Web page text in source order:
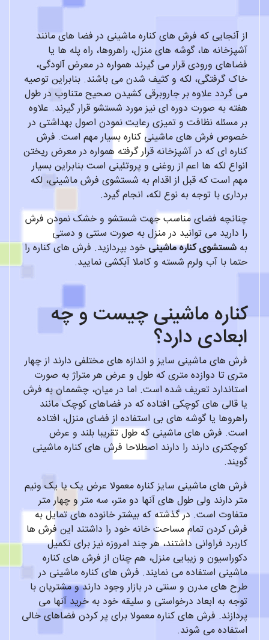
از آنجایی که فرش های کناره ماشینی در فضا های مانند
آشپزخانه ها، گوشه های منزل، راهروها، راه پله ها یا
فضاهای ورودی قرار می گیرند همواره در معرض آلودگی،
خاک گرفتگی، لکه و کثیف شدن می باشند. بنابراین توصیه
می گردد علاوه بر جاروبرقی کشیدن صحیح متناوب در طول
هفته به صورت دوره ای نیز مورد شستشو قرار گیرند. علاوه
بر مسئله نظافت و تمیزی رعایت نمودن اصول بهداشتی در
خصوص فرش های ماشینی کناره بسیار مهم است. فرش
کناره ای که در آشپزخانه قرار گرفته همواره در معرض ریختن
انواع لکه ها اعم از روغنی و پروتئینی است بنابراین بسیار
مهم است که قبل از اقدام به شستشوی فرش ماشینی، لکه
برداری با توجه به نوع لکه، انجام گیرد.
چنانچه فضای مناسب جهت شستشو و خشک نمودن فرش
را دارید می توانید در منزل به صورت سنتی و دستی
به شستشوی کناره ماشینی خود بپردازید. فرش های کناره را
حتما با آب ولرم شسته و کاملا آبکشی نمایید.
کناره ماشینی چیست و چه
ابعادی دارد؟
فرش های ماشینی سایز و اندازه های مختلفی دارند از چهار
متری تا دوازده متری که طول و عرض هر متراژ به صورت
استاندارد تعریف شده است. اما در میان، چشممان به فرش
یا قالی های کوچکی افتاده که در فضاهای کوچک مانند
راهروها یا گوشه های بی استفاده از فضای منزل، افتاده
است. فرش های ماشینی که طول تقریبا بلند و عرض
کوچکتری دارند را دارند اصطلاحا فرش های کناره ماشینی
گویند.
فرش های ماشینی سایز کناره معمولا عرض یک یا یک ونیم
متر دارند ولی طول های آنها دو متر، سه متر و چهار متر
متفاوت است. در گذشته که بیشتر خانوده های تمایل به
فرش کردن تمام مساحت خانه خود را داشتند این فرش ها
کاربرد فراوانی داشتند، هر چند امروزه نیز برای تکمیل
دکوراسیون و زیبایی منزل، هم چنان از فرش های کناره
ماشینی استفاده می نمایند. فرش های کناره ماشینی در
طرح های مدرن و سنتی در بازار وجود دارند و مشتریان با
توجه به ابعاد درخواستی و سلیقه خود به خرید آنها می
پردازند. فرش های کناره معمولا برای پر کردن فضاهای خالی
استفاده می شوند.